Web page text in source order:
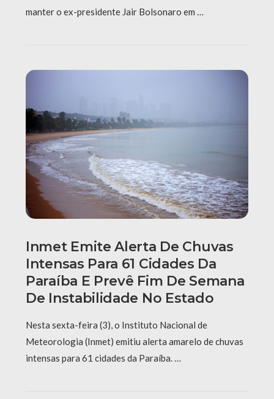
manter o ex-presidente Jair Bolsonaro em …
Inmet Emite Alerta De Chuvas
Intensas Para 61 Cidades Da
Paraíba E Prevê Fim De Semana
De Instabilidade No Estado
Nesta sexta-feira (3), o Instituto Nacional de
Meteorologia (Inmet) emitiu alerta amarelo de chuvas
intensas para 61 cidades da Paraíba. …